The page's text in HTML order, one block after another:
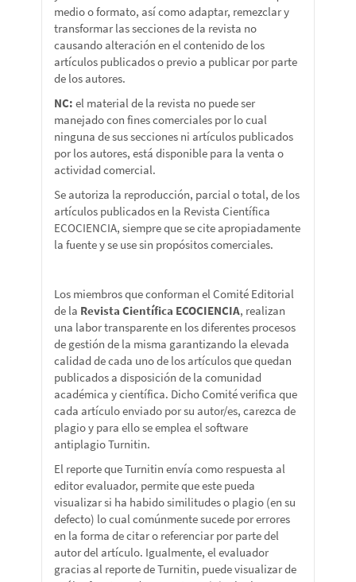
medio o formato, así como adaptar, remezclar y
transformar las secciones de la revista no
causando alteración en el contenido de los
artículos publicados o previo a publicar por parte
de los autores.
NC: el material de la revista no puede ser
manejado con fines comerciales por lo cual
ninguna de sus secciones ni artículos publicados
por los autores, está disponible para la venta o
actividad comercial.
Se autoriza la reproducción, parcial o total, de los
artículos publicados en la Revista Científica
ECOCIENCIA, siempre que se cite apropiadamente
la fuente y se use sin propósitos comerciales.
Los miembros que conforman el Comité Editorial
de la Revista Científica ECOCIENCIA, realizan
una labor transparente en los diferentes procesos
de gestión de la misma garantizando la elevada
calidad de cada uno de los artículos que quedan
publicados a disposición de la comunidad
académica y científica. Dicho Comité verifica que
cada artículo enviado por su autor/es, carezca de
plagio y para ello se emplea el software
antiplagio Turnitin.
El reporte que Turnitin envía como respuesta al
editor evaluador, permite que este pueda
visualizar si ha habido similitudes o plagio (en su
defecto) lo cual comúnmente sucede por errores
en la forma de citar o referenciar por parte del
autor del artículo. Igualmente, el evaluador
gracias al reporte de Turnitin, puede visualizar de